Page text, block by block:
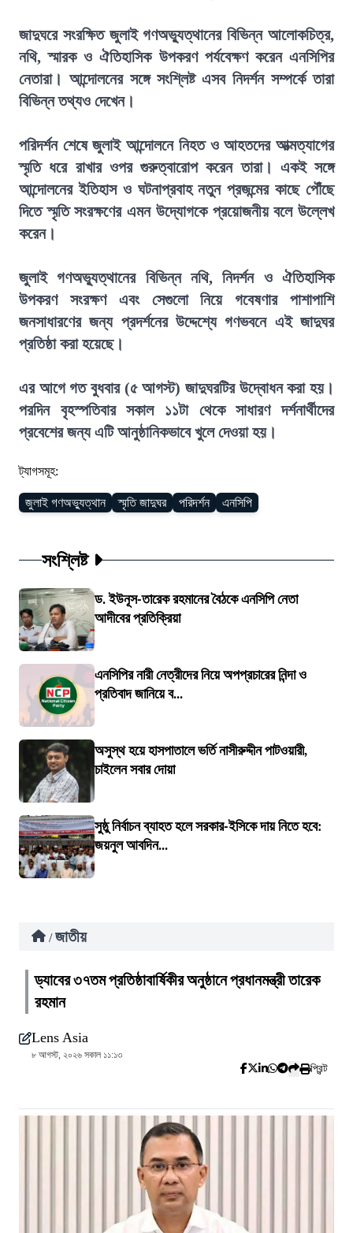
জাদুঘরে সংরক্ষিত জুলাই গণঅভ্যুত্থানের বিভিন্ন আলোকচিত্র,
নথি, স্মারক ও ঐতিহাসিক উপকরণ পর্যবেক্ষণ করেন এনসিপির
নেতারা। আন্দোলনের সঙ্গে সংশ্লিষ্ট এসব নিদর্শন সম্পর্কে তারা
বিভিন্ন তথ্যও দেখেন।
পরিদর্শন শেষে জুলাই আন্দোলনে নিহত ও আহতদের আত্মত্যাগের
স্মৃতি ধরে রাখার ওপর গুরুত্বারোপ করেন তারা। একই সঙ্গে
আন্দোলনের ইতিহাস ও ঘটনাপ্রবাহ নতুন প্রজন্মের কাছে পৌঁছে
দিতে স্মৃতি সংরক্ষণের এমন উদ্যোগকে প্রয়োজনীয় বলে উল্লেখ
করেন।
জুলাই গণঅভ্যুত্থানের বিভিন্ন নথি, নিদর্শন ও ঐতিহাসিক
উপকরণ সংরক্ষণ এবং সেগুলো নিয়ে গবেষণার পাশাপাশি
জনসাধারণের জন্য প্রদর্শনের উদ্দেশ্যে গণভবনে এই জাদুঘর
প্রতিষ্ঠা করা হয়েছে।
এর আগে গত বুধবার (৫ আগস্ট) জাদুঘরটির উদ্বোধন করা হয়।
পরদিন বৃহস্পতিবার সকাল ১১টা থেকে সাধারণ দর্শনার্থীদের
প্রবেশের জন্য এটি আনুষ্ঠানিকভাবে খুলে দেওয়া হয়।
ট্যাগসমূহ:
জুলাই গণঅভ্যুত্থান স্মৃতি জাদুঘর পরিদর্শন এনসিপি
সংশ্লিষ্ট
ড. ইউনূস-তারেক রহমানের বৈঠকে এনসিপি নেতা
আদীবের প্রতিক্রিয়া
এনসিপির নারী নেত্রীদের নিয়ে অপপ্রচারের নিন্দা ও
প্রতিবাদ জানিয়ে ব...
অসুস্থ হয়ে হাসপাতালে ভর্তি নাসীরুদ্দীন পাটওয়ারী,
চাইলেন সবার দোয়া
সুষ্ঠু নির্বাচন ব্যাহত হলে সরকার-ইসিকে দায় নিতে হবে:
জয়নুল আবদিন...
/ জাতীয়
ড্যাবের ৩৭তম প্রতিষ্ঠাবার্ষিকীর অনুষ্ঠানে প্রধানমন্ত্রী তারেক
রহমান
Lens Asia
৮ আগস্ট, ২০২৬ সকাল ১১:১৩
প্রিন্ট